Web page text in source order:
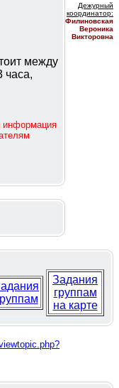
между
часа,
информация
Дежурный
координатор:
Филиновская
Вероника
Викторовна
Задания
группам
на карте